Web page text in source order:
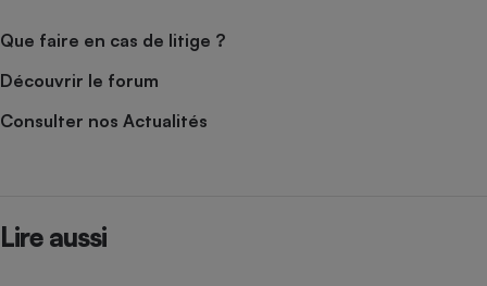
Que faire en cas de litige ?
Découvrir le forum
Consulter nos Actualités
Lire aussi